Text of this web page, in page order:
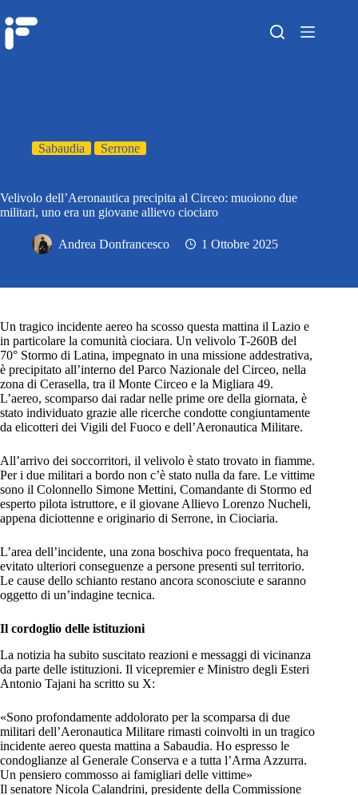
Sabaudia Serrone
Velivolo dell’Aeronautica precipita al Circeo: muoiono due
militari, uno era un giovane allievo ciociaro
Andrea Donfrancesco 1 Ottobre 2025
Un tragico incidente aereo ha scosso questa mattina il Lazio e
in particolare la comunità ciociara. Un velivolo T-260B del
70° Stormo di Latina, impegnato in una missione addestrativa,
è precipitato all’interno del Parco Nazionale del Circeo, nella
zona di Cerasella, tra il Monte Circeo e la Migliara 49.
L’aereo, scomparso dai radar nelle prime ore della giornata, è
stato individuato grazie alle ricerche condotte congiuntamente
da elicotteri dei Vigili del Fuoco e dell’Aeronautica Militare.
All’arrivo dei soccorritori, il velivolo è stato trovato in fiamme.
Per i due militari a bordo non c’è stato nulla da fare. Le vittime
sono il Colonnello Simone Mettini, Comandante di Stormo ed
esperto pilota istruttore, e il giovane Allievo Lorenzo Nucheli,
appena diciottenne e originario di Serrone, in Ciociaria.
L’area dell’incidente, una zona boschiva poco frequentata, ha
evitato ulteriori conseguenze a persone presenti sul territorio.
Le cause dello schianto restano ancora sconosciute e saranno
oggetto di un’indagine tecnica.
Il cordoglio delle istituzioni
La notizia ha subito suscitato reazioni e messaggi di vicinanza
da parte delle istituzioni. Il vicepremier e Ministro degli Esteri
Antonio Tajani ha scritto su X:
«Sono profondamente addolorato per la scomparsa di due
militari dell’Aeronautica Militare rimasti coinvolti in un tragico
incidente aereo questa mattina a Sabaudia. Ho espresso le
condoglianze al Generale Conserva e a tutta l’Arma Azzurra.
Un pensiero commosso ai famigliari delle vittime»
Il senatore Nicola Calandrini, presidente della Commissione